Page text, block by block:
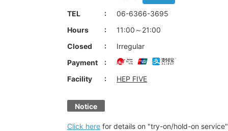
TEL
06-6366-3695
Hours
11:00～21:00
Closed
Irregular
Payment
Facility
HEP FIVE
Notice
Click here for details on "try-on/hold-on